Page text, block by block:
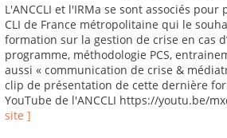
L'ANCCLI et l'IRMa se sont associés
CLI de France métropolitaine qui le
formation sur la gestion de crise en cas
programme, méthodologie PCS,
aussi « communication de crise &
clip de présentation de cette dernière
YouTube de l'ANCCLI https://youtu.be/
site ]